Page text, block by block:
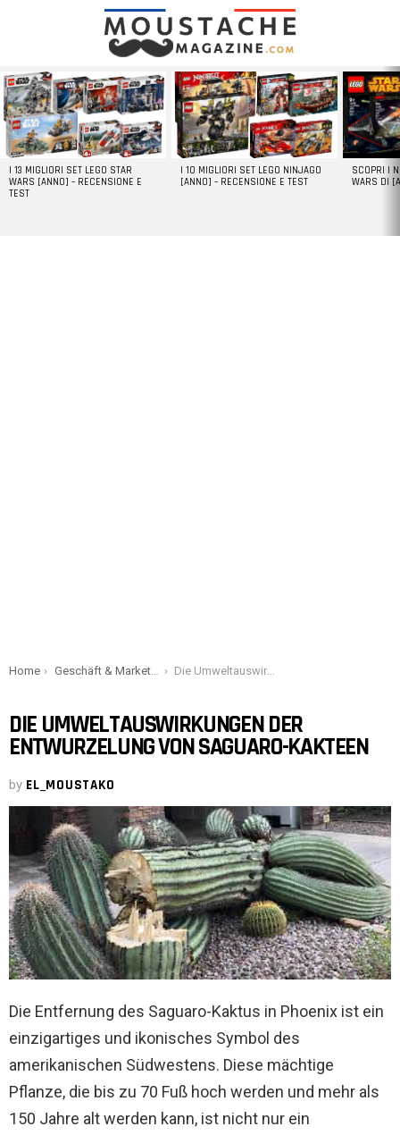
LATEST
STORIES
I 13 MIGLIORI SET LEGO STAR
WARS [ANNO] – RECENSIONE E
TEST
I 10 MIGLIORI SET LEGO NINJAGO
[ANNO] – RECENSIONE E TEST
SCOPRI I
WARS DI
You are here:
Home Geschäft & Marketing Die Umweltauswirkungen der Entwurzelung von Saguaro-Kakteen
DIE UMWELTAUSWIRKUNGEN DER
ENTWURZELUNG VON SAGUARO-KAKTEEN
by EL_MOUSTAKO
Die Entfernung des Saguaro-Kaktus in Phoenix ist ein
einzigartiges und ikonisches Symbol des
amerikanischen Südwestens. Diese mächtige
Pflanze, die bis zu 70 Fuß hoch werden und mehr als
150 Jahre alt werden kann, ist nicht nur ein